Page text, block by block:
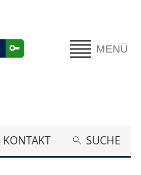
MENÜ
KONTAKT SUCHE